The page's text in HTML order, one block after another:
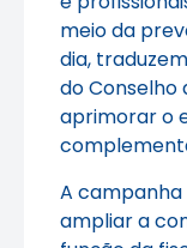
meio da
dia,
do Conselho
aprimorar o
A
ampliar a